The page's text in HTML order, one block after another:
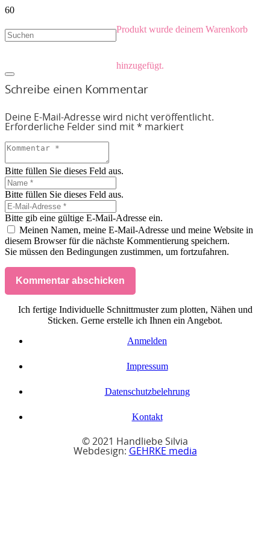
Produkt wurde deinem Warenkorb
hinzugefügt.
Schreibe einen Kommentar
Deine E-Mail-Adresse wird nicht veröffentlicht.
Erforderliche Felder sind mit * markiert
Bitte füllen Sie dieses Feld aus.
Bitte füllen Sie dieses Feld aus.
Bitte gib eine gültige E-Mail-Adresse ein.
Meinen Namen, meine E-Mail-Adresse und meine Website in
diesem Browser für die nächste Kommentierung speichern.
Sie müssen den Bedingungen zustimmen, um fortzufahren.
Kommentar abschicken
Ich fertige Individuelle Schnittmuster zum plotten, Nähen und
Sticken. Gerne erstelle ich Ihnen ein Angebot.
Anmelden
Impressum
Datenschutzbelehrung
Kontakt
© 2021 Handliebe Silvia
Webdesign: GEHRKE media